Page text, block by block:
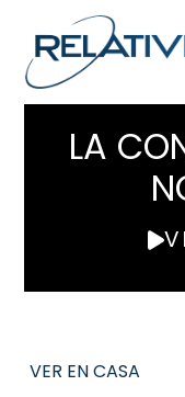
LA
VER EN CASA